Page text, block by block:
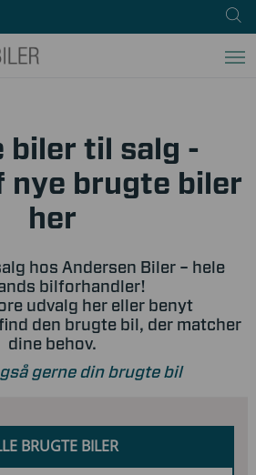
biler til salg -
nye brugte biler
her
hos Andersen Biler – hele
bilforhandler!
udvalg her eller benyt
den brugte bil, der matcher
dine behov.
gerne din brugte bil
BRUGTE BILER